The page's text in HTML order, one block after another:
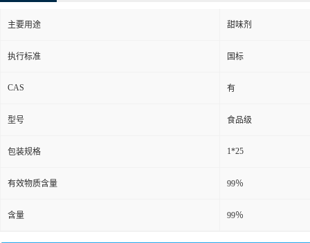
主要用途 甜味剂
执行标准 国标
CAS 有
型号 食品级
包装规格 1*25
有效物质含量 99％
含量 99％